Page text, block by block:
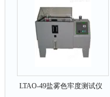
LTAO-49盐雾色牢度测试仪